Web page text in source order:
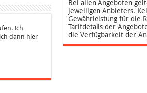
Ich
dann hier
Bei allen Angeboten
jeweiligen Anbieters.
Gewährleistung für die
Tarifdetails der
die Verfügbarkeit der